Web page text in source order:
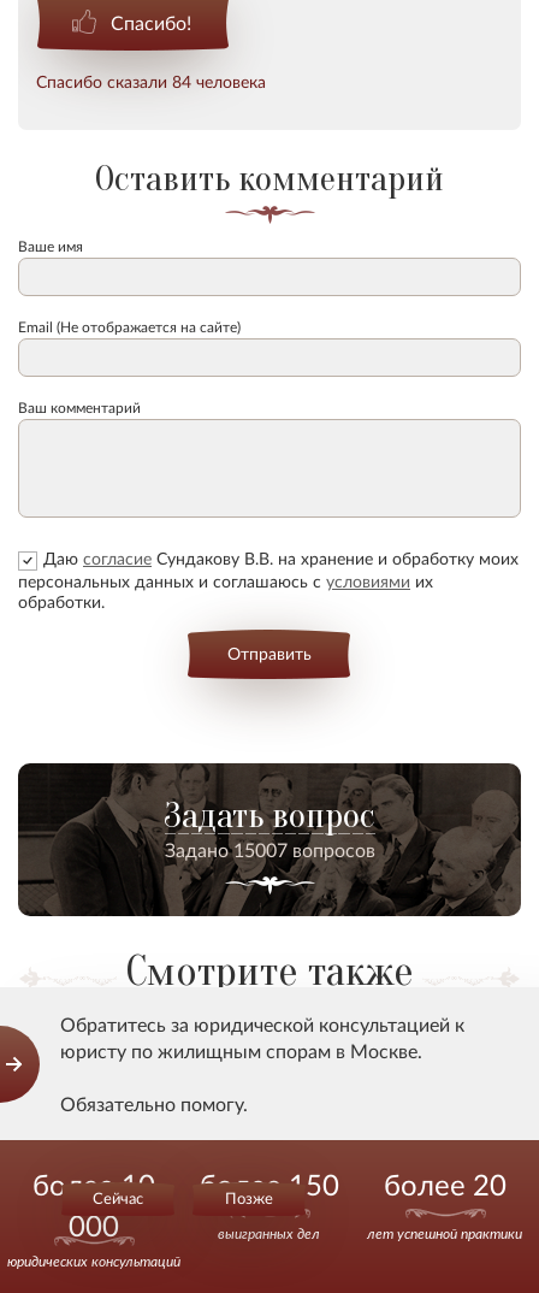
Спасибо!
Спасибо сказали 84 человека
Оставить комментарий
Ваше имя
Email (Не отображается на сайте)
Ваш комментарий
Даю согласие Сундакову В.В. на хранение и обработку моих
персональных данных и соглашаюсь с условиями их
обработки.
Отправить
Задать вопрос
Задано 15007 вопросов
Смотрите также
Обеспеченность жилплощадью - нюансы
определения
Наличие у членов семьи нанимателя либо собственника
жилого помещения права пользования всеми
имеющимися в их распоряжении жилыми
Обратитесь за юридической консультацией к
юристу по жилищным спорам в Москве.
Обязательно помогу.
Сейчас Позже
более 10
000
юридических консультаций
более 150
выигранных дел
более 20
лет успешной практики